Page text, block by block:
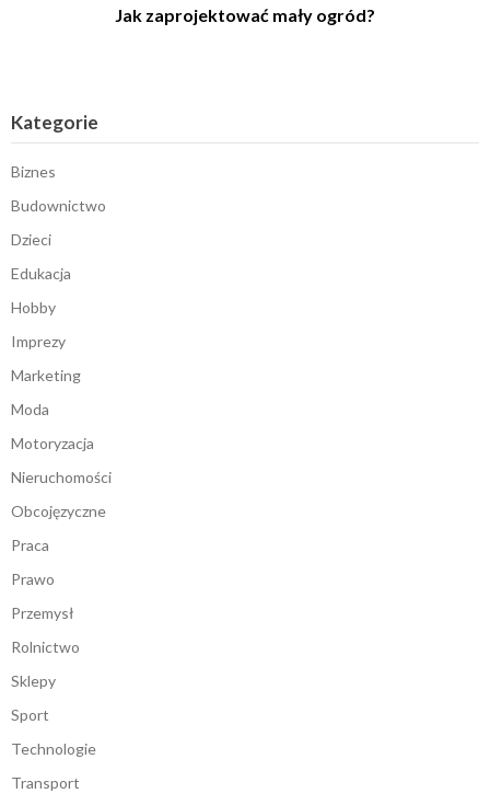
Jak zaprojektować mały ogród?
Kategorie
Biznes
Budownictwo
Dzieci
Edukacja
Hobby
Imprezy
Marketing
Moda
Motoryzacja
Nieruchomości
Obcojęzyczne
Praca
Prawo
Przemysł
Rolnictwo
Sklepy
Sport
Technologie
Transport